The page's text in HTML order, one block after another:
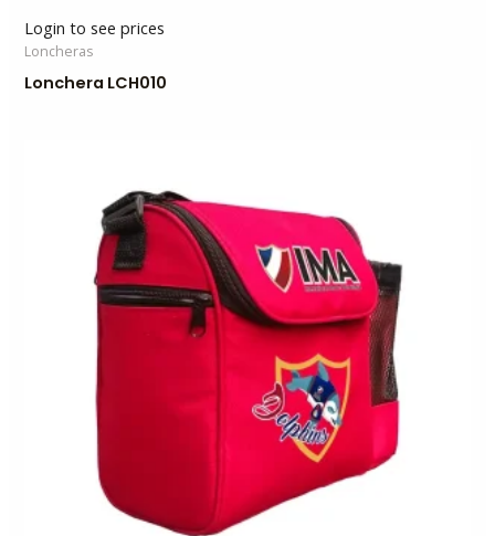
Login to see prices
Loncheras
Lonchera LCH010